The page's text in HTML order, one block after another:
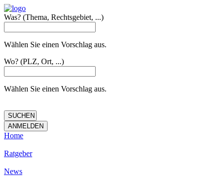
Was? (Thema, Rechtsgebiet, ...)
Wählen Sie einen Vorschlag aus.
Wo? (PLZ, Ort, ...)
Wählen Sie einen Vorschlag aus.
Home
Ratgeber
News